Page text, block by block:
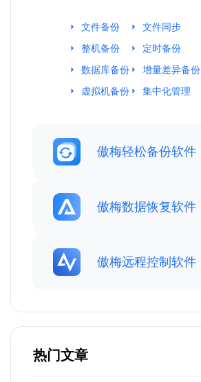
文件备份
整机备份
数据库备份
虚拟机备份
文件同步
定时备份
增量差异备份
集中化管理
傲梅轻松备份软件
傲梅数据恢复软件
傲梅远程控制软件
热门文章